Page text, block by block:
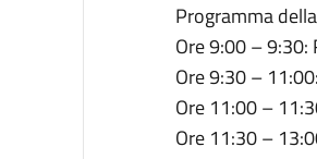
Programma
Ore 9:00 – 9:30:
Ore 9:30 –
Ore 11:00 –
Ore 11:30 –